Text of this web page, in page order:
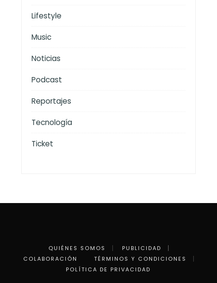
Lifestyle
Music
Noticias
Podcast
Reportajes
Tecnología
Ticket
QUIÉNES SOMOS
PUBLICIDAD
COLABORACIÓN
TÉRMINOS Y CONDICIONES
POLÍTICA DE PRIVACIDAD